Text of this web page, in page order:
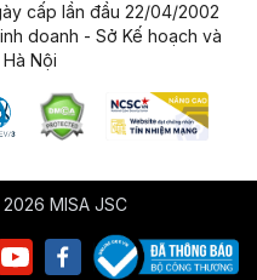
cấp lần đầu 22/04/2002
doanh - Sở Kế hoạch và
Nội
MISA JSC